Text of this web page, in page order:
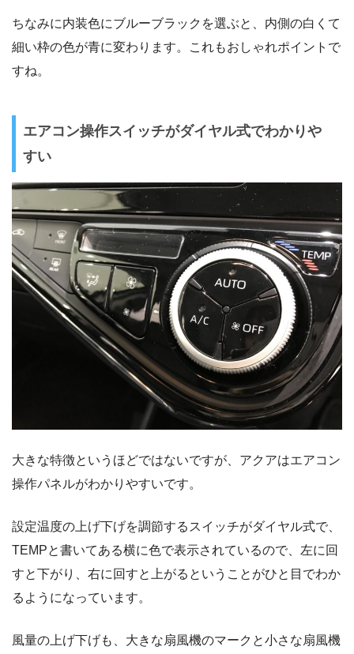
ちなみに内装色にブルーブラックを選ぶと、内側の白くて
細い枠の色が青に変わります。これもおしゃれポイントで
すね。
エアコン操作スイッチがダイヤル式でわかりや
すい
大きな特徴というほどではないですが、アクアはエアコン
操作パネルがわかりやすいです。
設定温度の上げ下げを調節するスイッチがダイヤル式で、
TEMPと書いてある横に色で表示されているので、左に回
すと下がり、右に回すと上がるということがひと目でわか
るようになっています。
風量の上げ下げも、大きな扇風機のマークと小さな扇風機